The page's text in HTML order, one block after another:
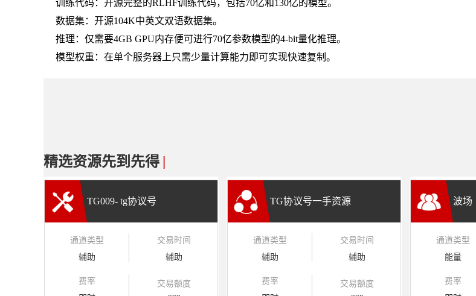
训练代码：开源完整的RLHF训练代码，包括70亿和130亿的模型。
数据集：开源104K中英文双语数据集。
推理：仅需要4GB GPU内存便可进行70亿参数模型的4-bit量化推理。
模型权重：在单个服务器上只需少量计算能力即可实现快速复制。
精选资源先到先得 |
TG009- tg协议号
通道类型
辅助
交易时间
辅助
费率
交易额度
TG协议号一手资源
通道类型
辅助
交易时间
辅助
费率
交易额度
波场
通道类型
能量
费率